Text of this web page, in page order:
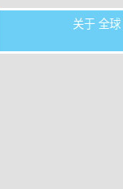
关于 全